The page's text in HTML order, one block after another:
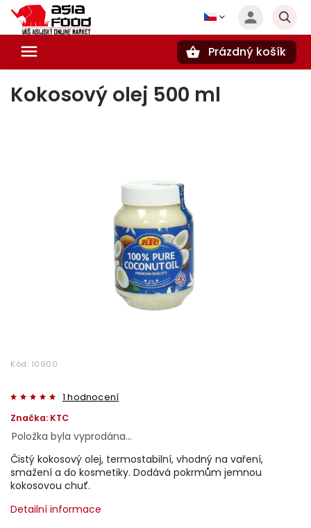
Prázdný košík
Kokosový olej 500 ml
Kód: 10900
1 hodnocení
Značka: KTC
Položka byla vyprodána…
Čistý kokosový olej, termostabilní, vhodný na vaření,
smažení a do kosmetiky. Dodává pokrmům jemnou
kokosovou chuť.
Detailní informace